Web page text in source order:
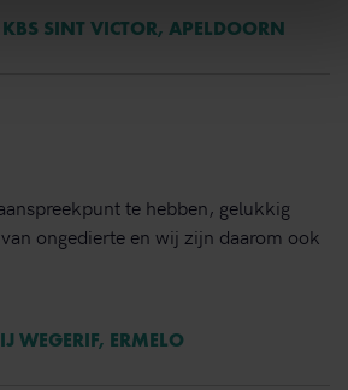
KBS SINT VICTOR, APELDOORN
te hebben, gelukkig
ongedierte en wij zijn daarom ook
WEGERIF, ERMELO